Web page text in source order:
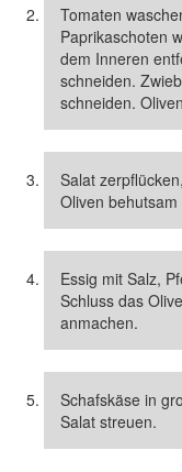
Tomaten
Paprikaschoten
dem Inneren
schneiden.
schneiden.
Salat
Oliven
Essig mit Salz,
Schluss das
anmachen.
Schafskäse in
Salat streuen.